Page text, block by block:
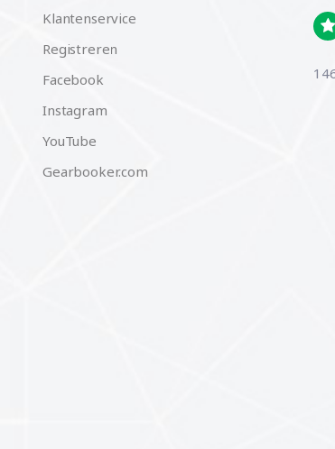
Klantenservice
Registreren
Facebook
Instagram
YouTube
Gearbooker.com